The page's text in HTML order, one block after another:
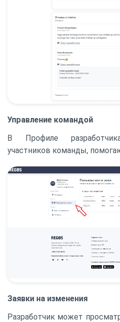
Управление командой
В Профиле
участников команды,
Заявки на изменения
Разработчик может